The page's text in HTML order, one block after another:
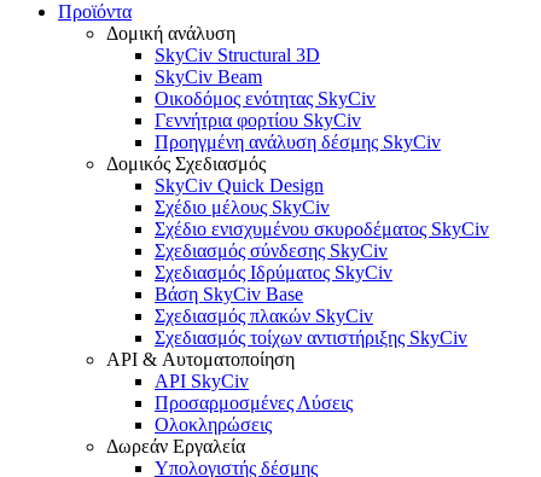
Προϊόντα
Δομική ανάλυση
SkyCiv Structural 3D
SkyCiv Beam
Οικοδόμος ενότητας SkyCiv
Γεννήτρια φορτίου SkyCiv
Προηγμένη ανάλυση δέσμης SkyCiv
Δομικός Σχεδιασμός
SkyCiv Quick Design
Σχέδιο μέλους SkyCiv
Σχέδιο ενισχυμένου σκυροδέματος SkyCiv
Σχεδιασμός σύνδεσης SkyCiv
Σχεδιασμός Ιδρύματος SkyCiv
Βάση SkyCiv Base
Σχεδιασμός πλακών SkyCiv
Σχεδιασμός τοίχων αντιστήριξης SkyCiv
API & Αυτοματοποίηση
API SkyCiv
Προσαρμοσμένες Λύσεις
Ολοκληρώσεις
Δωρεάν Εργαλεία
Υπολογιστής δέσμης